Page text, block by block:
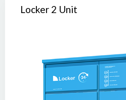
Locker 2 Unit